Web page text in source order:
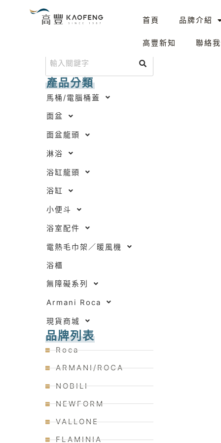
首頁 品牌介紹
高豐新知 聯絡
產品分類
馬桶/電腦桶蓋
面盆
面盆龍頭
淋浴
浴缸龍頭
浴缸
小便斗
浴室配件
電熱毛巾架／暖風機
浴櫃
無障礙系列
Armani Roca
現貨商城
品牌列表
Roca
ARMANI/ROCA
NOBILI
NEWFORM
VALLONE
FLAMINIA